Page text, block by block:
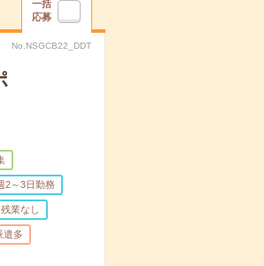
一括
応募
No.NSGCB22_DDT
2～3日勤務
残業なし
遣多